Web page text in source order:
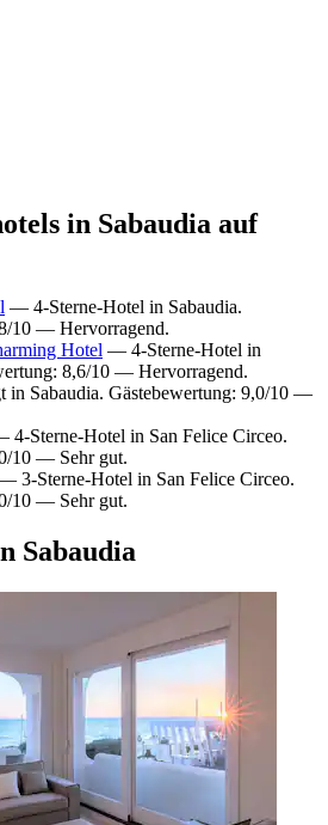
in Sabaudia auf
— 4-Sterne-Hotel in Sabaudia.
10 — Hervorragend.
Hotel — 4-Sterne-Hotel in
8,6/10 — Hervorragend.
Sabaudia. Gästebewertung: 9,0/10 —
4-Sterne-Hotel in San Felice Circeo.
10 — Sehr gut.
3-Sterne-Hotel in San Felice Circeo.
10 — Sehr gut.
Sabaudia